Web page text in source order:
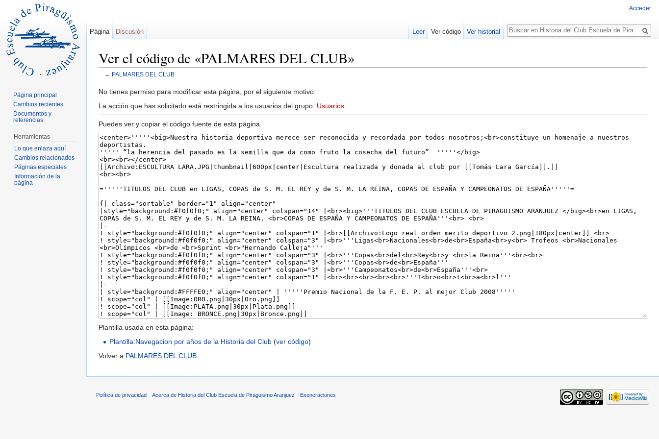
Ver el código de «PALMARES DEL CLUB»
← PALMARES DEL CLUB
No tienes permiso para modificar esta página, por el siguiente motivo:
La acción que has solicitado está restringida a los usuarios del grupo: Usuarios
Puedes ver y copiar el código fuente de esta página.
Plantilla usada en esta página:
Plantilla:Navegacion por años de la Historia del Club (ver código)
Volver a PALMARES DEL CLUB.
Acceder
Página Discusión Leer Ver código Ver historial
Buscar
Página principal
Cambios recientes
Documentos y
referencias
Herramientas
Lo que enlaza aquí
Cambios relacionados
Páginas especiales
Información de la
página
Política de privacidad Acerca de Historia del Club Escuela de Piraguismo Aranjuez Exoneraciones